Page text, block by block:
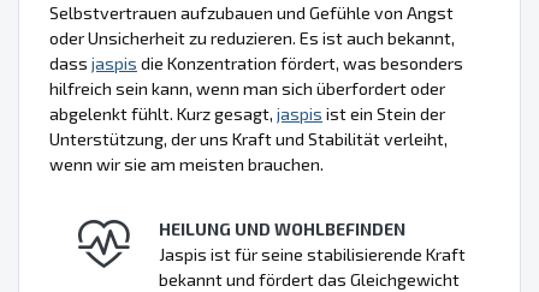
Selbstvertrauen aufzubauen und Gefühle von Angst
oder Unsicherheit zu reduzieren. Es ist auch bekannt,
dass jaspis die Konzentration fördert, was besonders
hilfreich sein kann, wenn man sich überfordert oder
abgelenkt fühlt. Kurz gesagt, jaspis ist ein Stein der
Unterstützung, der uns Kraft und Stabilität verleiht,
wenn wir sie am meisten brauchen.
HEILUNG UND WOHLBEFINDEN
Jaspis ist für seine stabilisierende Kraft
bekannt und fördert das Gleichgewicht